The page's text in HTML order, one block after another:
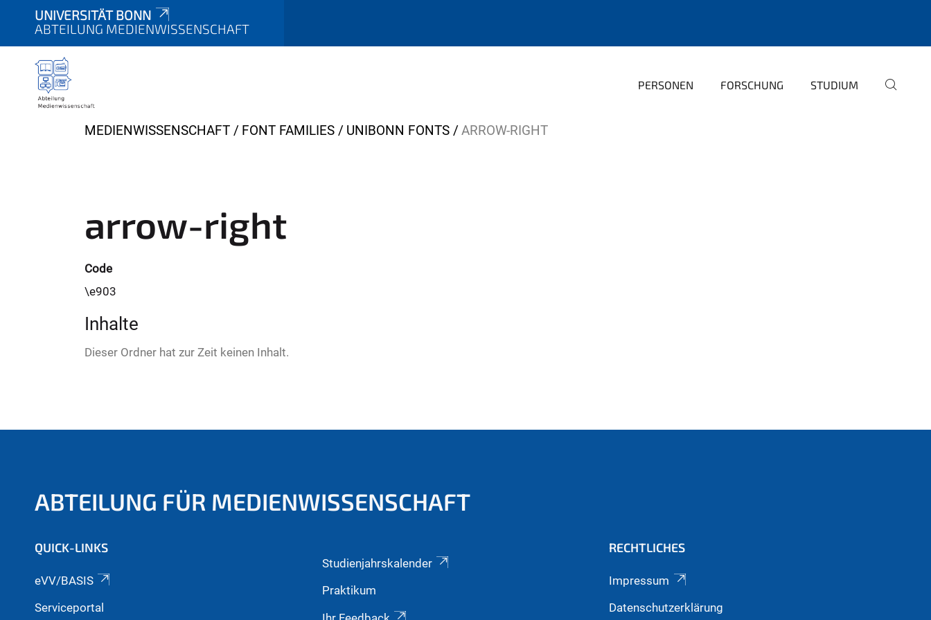
UNIVERSITÄT BONN
ABTEILUNG MEDIENWISSENSCHAFT
PERSONEN FORSCHUNG STUDIUM
Y
e
h
e
e
:
MEDIENWISSENSCHAFT FONT FAMILIES UNIBONN FONTS ARROW-RIGHT
arrow-right
Code
\e903
Inhalte
Dieser Ordner hat zur Zeit keinen Inhalt.
ABTEILUNG FÜR MEDIENWISSENSCHAFT
QUICK-LINKS
eVV/BASIS
Serviceportal
Studienjahrskalender
Praktikum
RECHTLICHES
Impressum
Datenschutzerklärung